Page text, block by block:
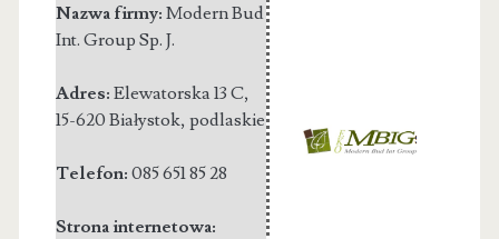
Nazwa firmy: Modern Bud
Int. Group Sp. J.
Adres: Elewatorska 13 C,
15-620 Białystok, podlaskie
Telefon: 085 651 85 28
Strona internetowa: